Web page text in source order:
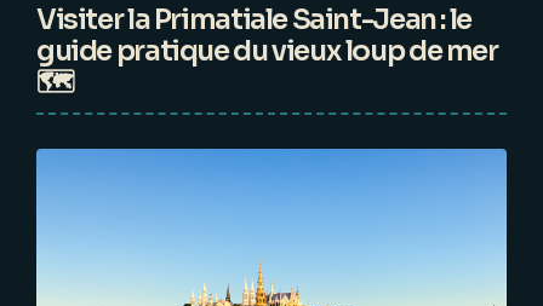
Visiter la Primatiale Saint-Jean : le
guide pratique du vieux loup de mer
🗺️